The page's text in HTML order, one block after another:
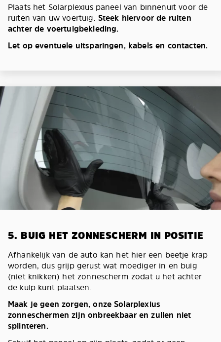
Plaats het Solarplexius paneel van binnenuit voor de
ruiten van uw voertuig. Steek hiervoor de ruiten
achter de voertuigbekleding.
Let op eventuele uitsparingen, kabels en contacten.
5. BUIG HET ZONNESCHERM IN POSITIE
Afhankelijk van de auto kan het hier een beetje krap
worden, dus grijp gerust wat moediger in en buig
(niet knikken) het zonnescherm zodat u het achter
de kuip kunt plaatsen.
Maak je geen zorgen, onze Solarplexius
zonneschermen zijn onbreekbaar en zullen niet
splinteren.